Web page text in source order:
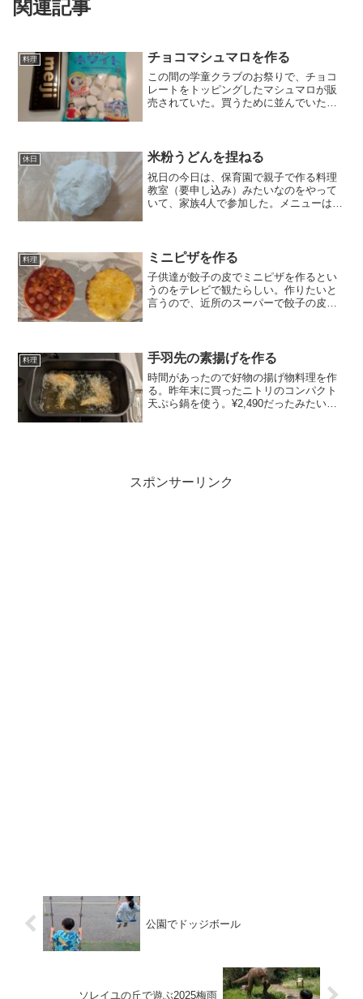
関連記事
料理 チョコマシュマロを作る
この間の学童クラブのお祭りで、チョコ
レートをトッピングしたマシュマロが販
売されていた。買うために並んでいた娘
を挿してチョコにひたす。...
休日 米粉うどんを捏ねる
祝日の今日は、保育園で親子で作る料理
教室（要申し込み）みたいなのをやって
いて、家族4人で参加した。メニューは米
う。茹でたり、スープや...
料理 ミニピザを作る
子供達が餃子の皮でミニピザを作るとい
うのをテレビで観たらしい。作りたいと
言うので、近所のスーパーで餃子の皮を
のだけ乗せたピザになった...
料理 手羽先の素揚げを作る
時間があったので好物の揚げ物料理を作
る。昨年末に買ったニトリのコンパクト
天ぷら鍋を使う。¥2,490だったみたい。
スポンサーリンク
公園でドッジボール
ソレイユの丘で遊ぶ2025梅雨